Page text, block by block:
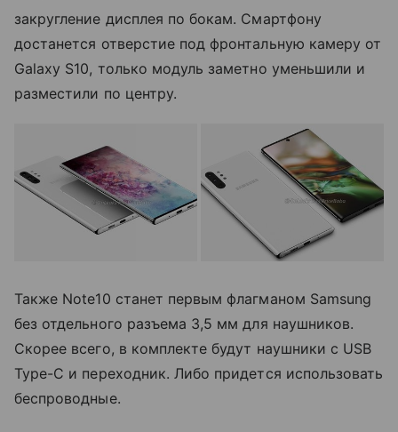
закругление дисплея по бокам. Смартфону
достанется отверстие под фронтальную камеру от
Galaxy S10, только модуль заметно уменьшили и
разместили по центру.
Также Note10 станет первым флагманом Samsung
без отдельного разъема 3,5 мм для наушников.
Скорее всего, в комплекте будут наушники с USB
Type-C и переходник. Либо придется использовать
беспроводные.